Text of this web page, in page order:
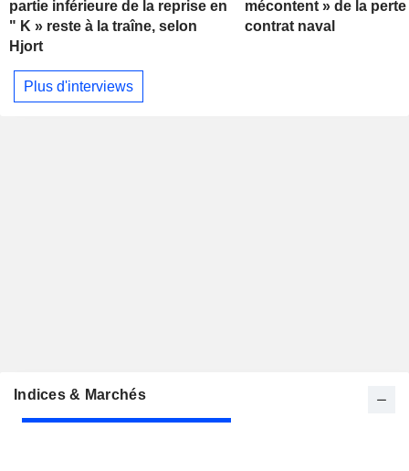
partie inférieure de la reprise en
" K » reste à la traîne, selon
Hjort
mécontent » de la
contrat naval
Plus d'interviews
Indices & Marchés